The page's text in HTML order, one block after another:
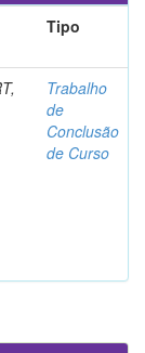
Tipo
Trabalho
de
Conclusão
de Curso